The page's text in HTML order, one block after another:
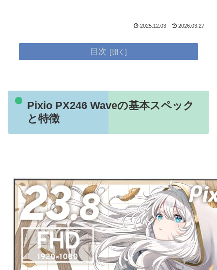
2025.12.03 2026.03.27
目次
Pixio PX246 Waveの基本スペック
と特徴